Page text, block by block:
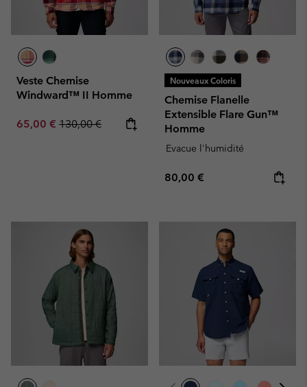
Veste Chemise
Windward™ II Homme
Sale price:
65,00 € Regular price:
130,00 €
Nouveaux Coloris
Chemise Flanelle
Extensible Flare Gun™
Homme
Evacue l'humidité
Regular price:
80,00 €